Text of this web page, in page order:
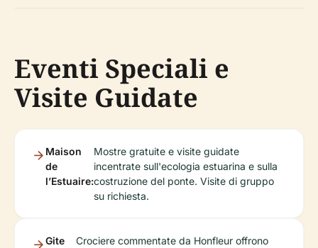
Eventi Speciali e
Visite Guidate
Maison
de
l’Estuaire:
Mostre gratuite e visite guidate
incentrate sull'ecologia estuarina e sulla
costruzione del ponte. Visite di gruppo
su richiesta.
Gite
Crociere commentate da Honfleur offrono